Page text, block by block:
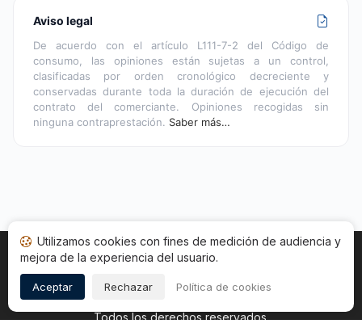
Aviso legal
De acuerdo con el artículo L111-7-2 del Código de
consumo, las opiniones están sujetas a un control,
clasificadas por orden cronológico decreciente y
conservadas durante toda la duración de ejecución del
contrato del comerciante. Opiniones recogidas sin
ninguna contraprestación. Saber más…
Inicio Estado opiniones Categorías
Copyright © 2026
Todos los derechos reservados.
Utilizamos cookies con fines de medición de audiencia y
mejora de la experiencia del usuario.
Aceptar Rechazar Política de cookies